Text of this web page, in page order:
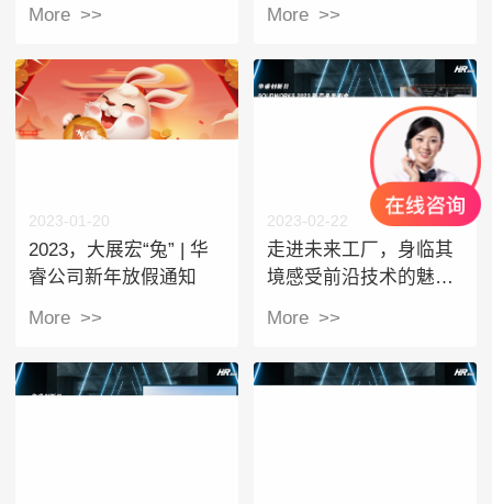
More >>
More >>
2023-01-20
2023，大展宏“兔” | 华
睿公司新年放假通知
More >>
2023-02-22
走进未来工厂，身临其
境感受前沿技术的魅力
More >>